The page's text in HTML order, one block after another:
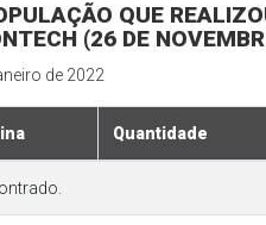
QUE
(26 DE
de 2022
Quantidade